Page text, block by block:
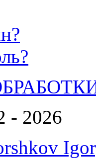
- 2026
Igor